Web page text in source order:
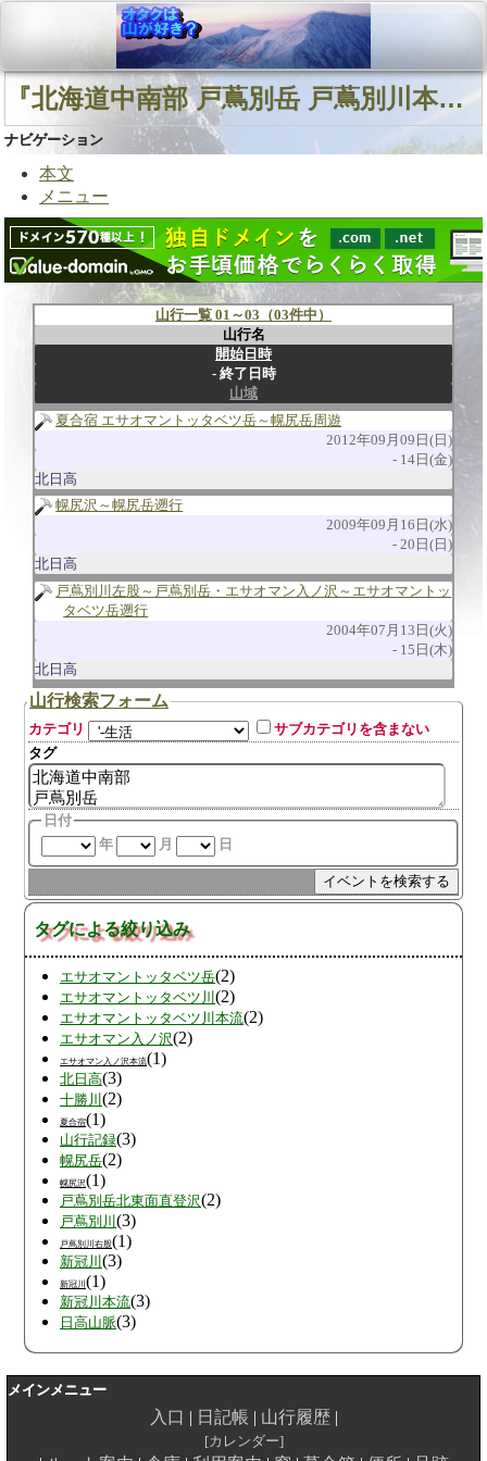
『北海道中南部 戸蔦別岳 戸蔦別川本流』に関連する山行
ナビゲーション
本文
メニュー
山行一覧 01～03（03件中）
山行名
開始日時
終了日時
山域
夏合宿 エサオマントッタベツ岳～幌尻岳周遊
2012年09月09日(日)
14日(金)
北日高
幌尻沢～幌尻岳遡行
2009年09月16日(水)
20日(日)
北日高
戸蔦別川左股～戸蔦別岳・エサオマン入ノ沢～エサオマントッ
タベツ岳遡行
2004年07月13日(火)
15日(木)
北日高
山行検索フォーム
カテゴリ
サブカテゴリを含まない
タグ
日付
年
月 日
タグによる絞り込み
エサオマントッタベツ岳(2)
エサオマントッタベツ川 (2)
エサオマントッタベツ川本流(2)
エサオマン入ノ沢(2)
エサオマン入ノ沢本流(1)
北日高(3)
十勝川 (2)
夏合宿(1)
山行記録(3)
幌尻岳(2)
幌尻沢(1)
戸蔦別岳北東面直登沢(2)
戸蔦別川 (3)
戸蔦別川右股(1)
新冠川 (3)
新冠川 (1)
新冠川本流(3)
日高山脈(3)
メインメニュー
入口 日記帳 山行履歴
カレンダー